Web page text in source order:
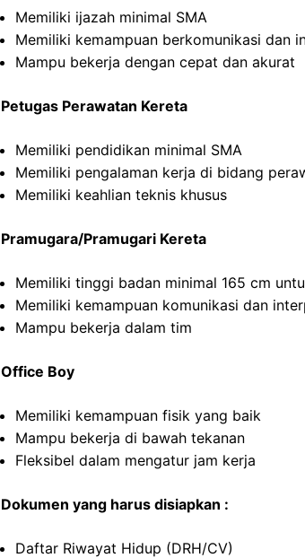
Memiliki ijazah minimal SMA
Memiliki kemampuan berkomunikasi dan
Mampu bekerja dengan cepat dan akurat
Petugas Perawatan Kereta
Memiliki pendidikan minimal SMA
Memiliki pengalaman kerja di bidang
Memiliki keahlian teknis khusus
Pramugara/Pramugari Kereta
Memiliki tinggi badan minimal 165 cm
Memiliki kemampuan komunikasi dan
Mampu bekerja dalam tim
Office Boy
Memiliki kemampuan fisik yang baik
Mampu bekerja di bawah tekanan
Fleksibel dalam mengatur jam kerja
Dokumen yang harus disiapkan :
Daftar Riwayat Hidup (DRH/CV)